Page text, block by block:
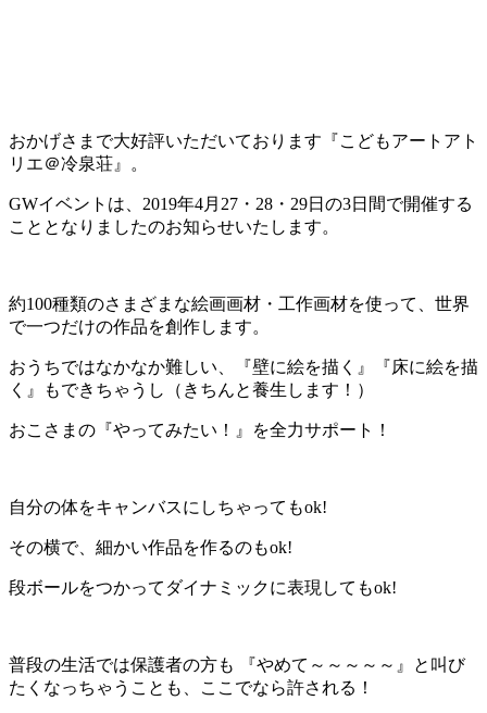
おかげさまで大好評いただいております『こどもアートアト
リエ＠冷泉荘』。
GWイベントは、2019年4月27・28・29日の3日間で開催する
こととなりましたのお知らせいたします。
約100種類のさまざまな絵画画材・工作画材を使って、世界
で一つだけの作品を創作します。
おうちではなかなか難しい、『壁に絵を描く』『床に絵を描
く』もできちゃうし（きちんと養生します！）
おこさまの『やってみたい！』を全力サポート！
自分の体をキャンバスにしちゃってもok!
その横で、細かい作品を作るのもok!
段ボールをつかってダイナミックに表現してもok!
普段の生活では保護者の方も 『やめて～～～～～』と叫び
たくなっちゃうことも、ここでなら許される！